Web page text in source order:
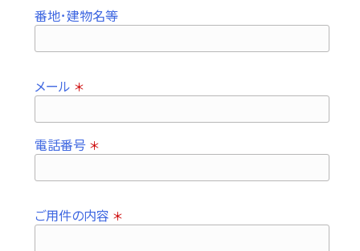
番地･建物名等
メール ＊
電話番号 ＊
ご用件の内容 ＊